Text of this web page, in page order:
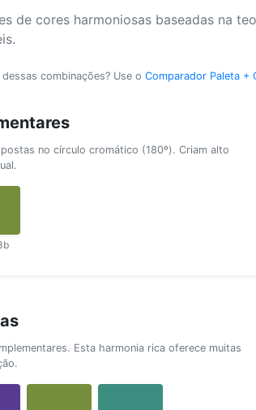
de cores harmoniosas baseadas na
combinações? Use o Comparador Paleta +
no círculo cromático (180º). Criam alto
Esta harmonia rica oferece muitas